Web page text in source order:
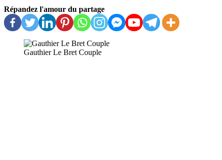
Répandez l'amour du partage
Gauthier Le Bret Couple